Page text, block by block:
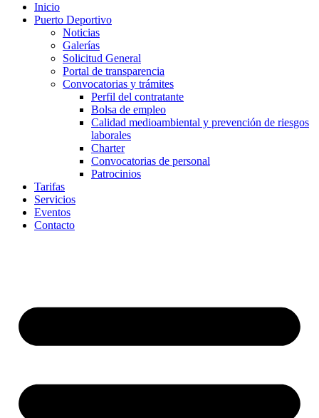
Inicio
Puerto Deportivo
Noticias
Galerías
Solicitud General
Portal de transparencia
Convocatorias y trámites
Perfil del contratante
Bolsa de empleo
Calidad medioambiental y prevención de riesgos
laborales
Charter
Convocatorias de personal
Patrocinios
Tarifas
Servicios
Eventos
Contacto